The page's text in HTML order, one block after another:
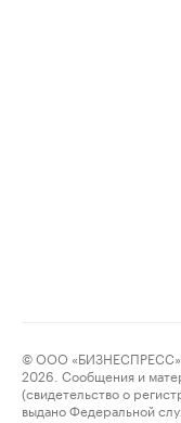
© ООО
2026. Сообщения и
(свидетельство о
выдано Федеральной